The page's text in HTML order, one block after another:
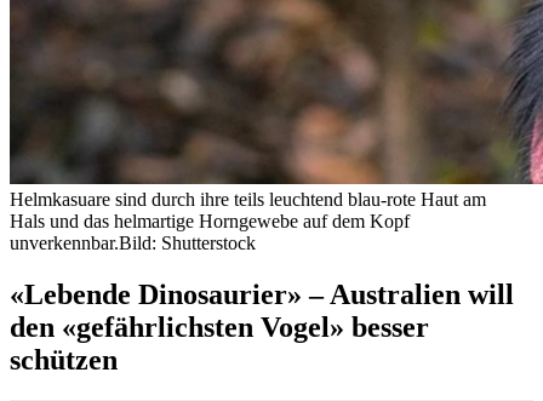
Helmkasuare sind durch ihre teils leuchtend blau-rote Haut am
Hals und das helmartige Horngewebe auf dem Kopf
unverkennbar.Bild: Shutterstock
«Lebende Dinosaurier» – Australien will
den «gefährlichsten Vogel» besser
schützen